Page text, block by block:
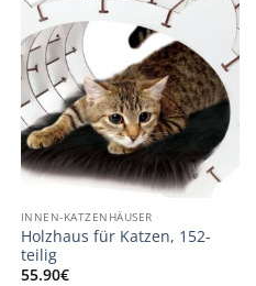
INNEN-KATZENHÄUSER
Holzhaus für Katzen, 152-
teilig
55.90€